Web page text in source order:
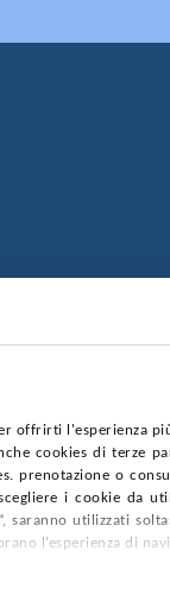
offrirti l'esperienza
cookies di terze
prenotazione o
i cookie da
saranno utilizzati
l’esperienza di
POLICY
e Terapie ad Alta